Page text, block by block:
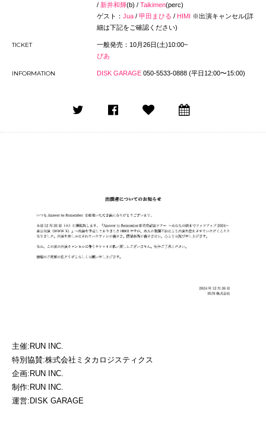
/ 新井和輝(b) / Taikimen(perc)
ゲスト： Jua/ 甲田まひる / HIMI ※出演キャンセル(詳
細は下記をご確認ください)
TICKET
一般発売：10月26日(土)10:00~
ぴあ
INFORMATION DISK GARAGE050-5533-0888 (平日12:00〜15:00)
主催:RUN INC.
特別協賛:株式会社ミタカロジスティクス
企画:RUN INC.
制作:RUN INC.
運営:DISK GARAGE